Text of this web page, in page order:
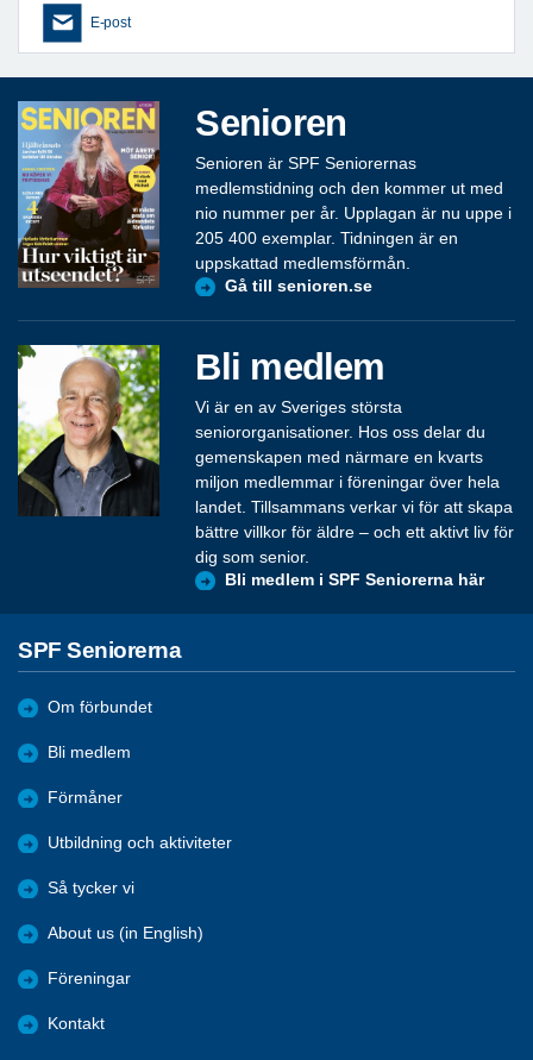
E-post
Senioren
Senioren är SPF Seniorernas
medlemstidning och den kommer ut med
nio nummer per år. Upplagan är nu uppe i
205 400 exemplar. Tidningen är en
uppskattad medlemsförmån.
Gå till senioren.se
Bli medlem
Vi är en av Sveriges största
seniororganisationer. Hos oss delar du
gemenskapen med närmare en kvarts
miljon medlemmar i föreningar över hela
landet. Tillsammans verkar vi för att skapa
bättre villkor för äldre – och ett aktivt liv för
dig som senior.
Bli medlem i SPF Seniorerna här
SPF Seniorerna
Om förbundet
Bli medlem
Förmåner
Utbildning och aktiviteter
Så tycker vi
About us (in English)
Föreningar
Kontakt